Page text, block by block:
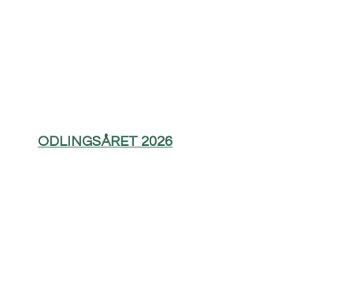
ODLINGSÅRET 2026